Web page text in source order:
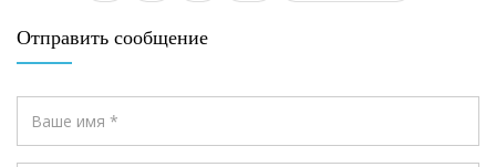
Отправить сообщение